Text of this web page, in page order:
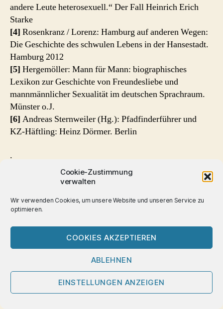
Cookie-Zustimmung
verwalten
Wir verwenden Cookies, um unsere Website und unseren Service zu
optimieren.
COOKIES AKZEPTIEREN
ABLEHNEN
EINSTELLUNGEN ANZEIGEN
andere Leute heterosexuell.“ Der Fall Heinrich Erich
Starke
[4] Rosenkranz / Lorenz: Hamburg auf anderen Wegen:
Die Geschichte des schwulen Lebens in der Hansestadt.
Hamburg 2012
[5] Hergemöller: Mann für Mann: biographisches
Lexikon zur Geschichte von Freundesliebe und
mannmännlicher Sexualität im deutschen Sprachraum.
Münster o.J.
[6] Andreas Sternweiler (Hg.): Pfadfinderführer und
KZ-Häftling: Heinz Dörmer. Berlin
.
Verwandte Beiträge
Friedrich Enchelmayer (1908 - 1940) – homosexuellen
NS-Opfern wieder ein Gesicht geben
Homosexuelle zählen zu den ‘vergessenen und
verdrängten Opfern des Nationalsozialismus’. Oft ist nur
Lager Versen Emsland